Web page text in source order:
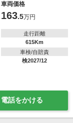
車両価格
163.5万円
走行距離
615Km
車検/自賠責
検2027/12
電話をかける